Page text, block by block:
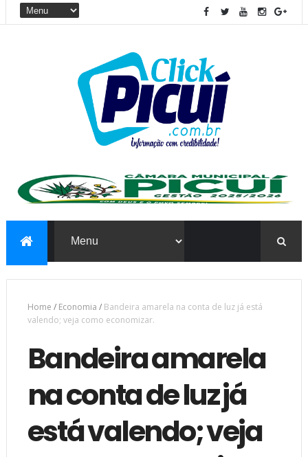
Home / Economia / Bandeira amarela na conta de luz já está
valendo; veja como economizar.
Bandeira amarela
na conta de luz já
está valendo; veja